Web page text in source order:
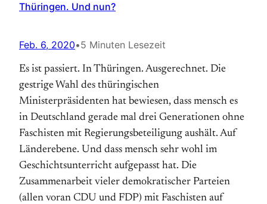
Thüringen. Und nun?
Feb. 6, 2020•5 Minuten Lesezeit
Es ist passiert. In Thüringen. Ausgerechnet. Die
gestrige Wahl des thüringischen
Ministerpräsidenten hat bewiesen, dass mensch es
in Deutschland gerade mal drei Generationen ohne
Faschisten mit Regierungsbeteiligung aushält. Auf
Länderebene. Und dass mensch sehr wohl im
Geschichtsunterricht aufgepasst hat. Die
Zusammenarbeit vieler demokratischer Parteien
(allen voran CDU und FDP) mit Faschisten auf